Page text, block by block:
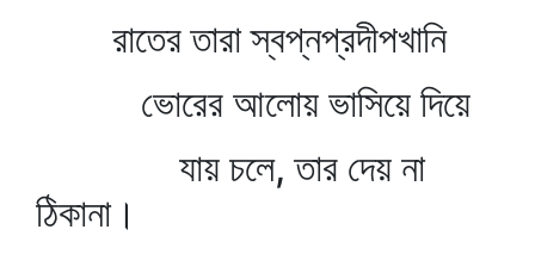
রাতের তারা স্বপ্নপ্রদীপখানি
ভোরের আলোয় ভাসিয়ে দিয়ে
যায় চলে, তার দেয় না
ঠিকানা।